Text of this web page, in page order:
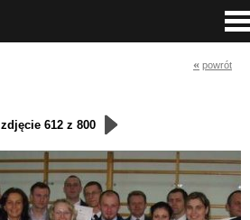
« powrót
zdjęcie 612 z 800